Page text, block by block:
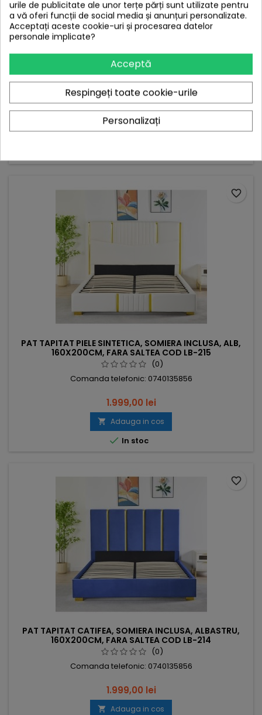
SALTEA LUX ORTOPEDICĂ ROMESA, ARCURI BONNELL ȘI
SPUMĂ POLIURETANICĂ, 20CM GROSIME, FERMITATE
MEDIE
(0)
Comanda telefonic: 0740135856
600,00 lei
 Adauga in cos
PAT TAPITAT PIELE SINTETICA, SOMIERA INCLUSA, ALB,
160X200CM, FARA SALTEA COD LB-215
(0)
Comanda telefonic: 0740135856
1.999,00 lei
 Adauga in cos
 In stoc
favorite_border
PAT TAPITAT CATIFEA, SOMIERA INCLUSA, ALBASTRU,
160X200CM, FARA SALTEA COD LB-214
(0)
Comanda telefonic: 0740135856
1.999,00 lei
 Adauga in cos
favorite_border
urile de publicitate ale unor terțe părți sunt utilizate pentru
a vă oferi funcții de social media și anunțuri personalizate.
Acceptați aceste cookie-uri și procesarea datelor
personale implicate?
Acceptă
Respingeți toate cookie-urile
Personalizați